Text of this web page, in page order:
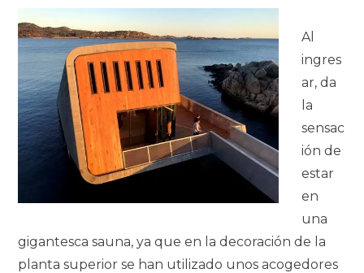
Al
ingres
ar, da
la
sensac
ión de
estar
en
una
gigantesca sauna, ya que en la decoración de la
planta superior se han utilizado unos acogedores